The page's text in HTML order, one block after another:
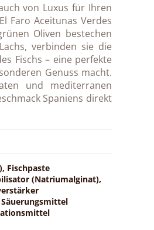
von Luxus für Ihren
Faro Aceitunas Verdes
Oliven bestechen
verbinden sie die
Fischs – eine perfekte
Genuss macht.
und mediterranen
Spaniens direkt
Fischpaste
(Natriumalginat),